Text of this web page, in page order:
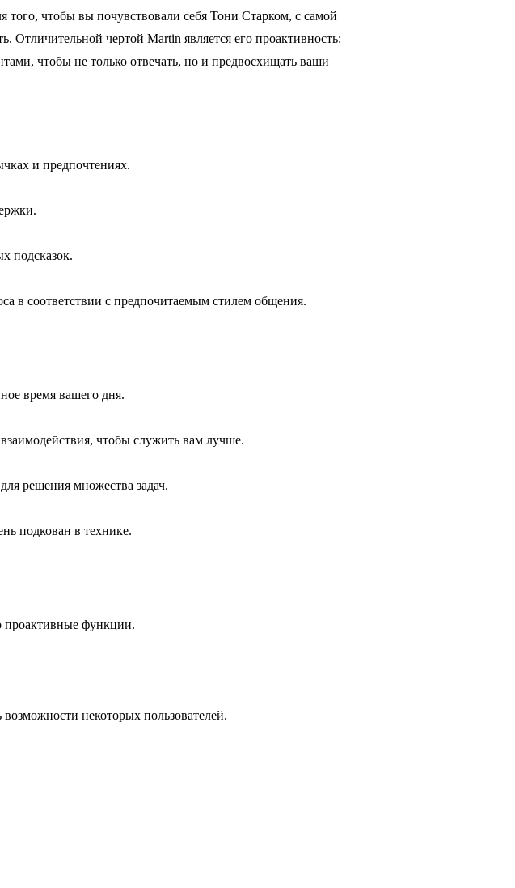
чтобы вы почувствовали себя Тони Старком, с самой
Отличительной чертой Martin является его проактивность:
чтобы не только отвечать, но и предвосхищать ваши
и предпочтениях.
подсказок.
в соответствии с предпочитаемым стилем общения.
время вашего дня.
чтобы служить вам лучше.
решения множества задач.
подкован в технике.
проактивные функции.
некоторых пользователей.